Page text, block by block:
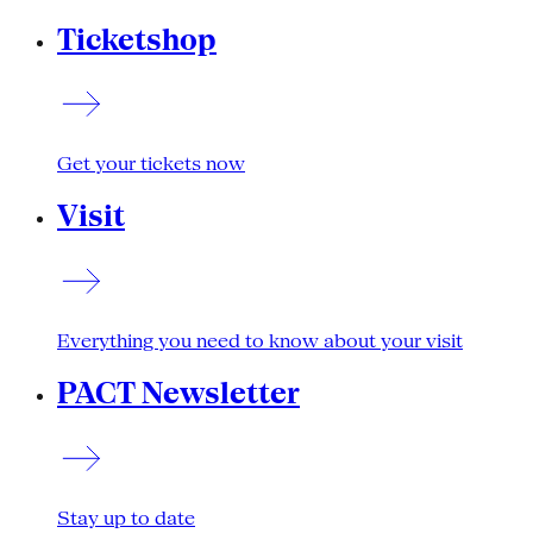
Ticketshop
Get your tickets now
Visit
Everything you need to know about your visit
PACT Newsletter
Stay up to date